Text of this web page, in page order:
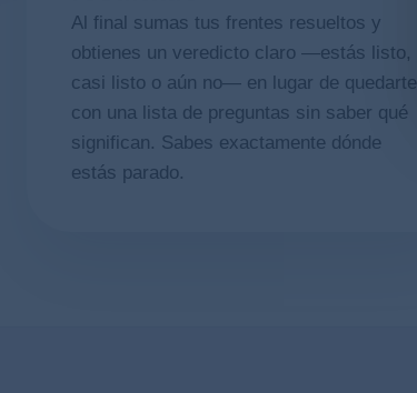
Al final sumas tus frentes resueltos y
obtienes un veredicto claro —estás listo,
casi listo o aún no— en lugar de quedarte
con una lista de preguntas sin saber qué
significan. Sabes exactamente dónde
estás parado.